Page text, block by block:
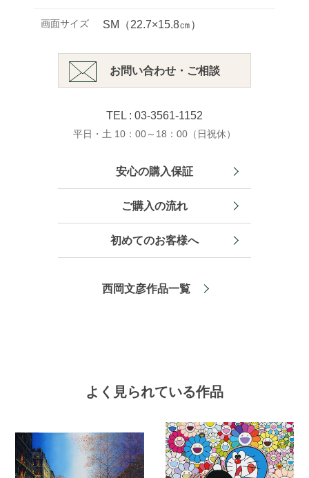
画面サイズ SM（22.7×15.8㎝）
お問い合わせ・ご相談
TEL : 03-3561-1152
平日・土 10：00～18：00（日祝休）
安心の購入保証
ご購入の流れ
初めてのお客様へ
西岡文彦作品一覧
よく見られている作品